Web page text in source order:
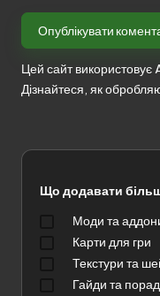
Цей сайт
Дізнайтеся, як
Що додавати
Моди та
Карти для гри
Текстури та
Гайди та